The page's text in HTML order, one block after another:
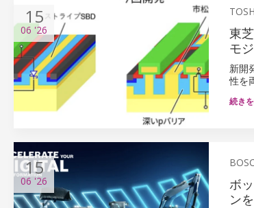
15
06 '26
東
モ
新開
性を
続き
15
06'26
ボ
ン